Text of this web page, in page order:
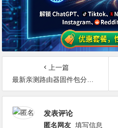
上一篇
最新亲测路由器固件包分享，包含适用于小米mini固件包，小米3固件包，小米路由器_breed包，斐讯k2及K2P固件包
发表评论
匿名网友 填写信息